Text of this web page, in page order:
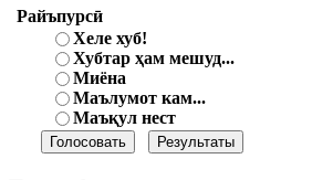
Райъпурсӣ
Хеле хуб!
Хубтар ҳам мешуд...
Миёна
Маълумот кам...
Маъқул нест